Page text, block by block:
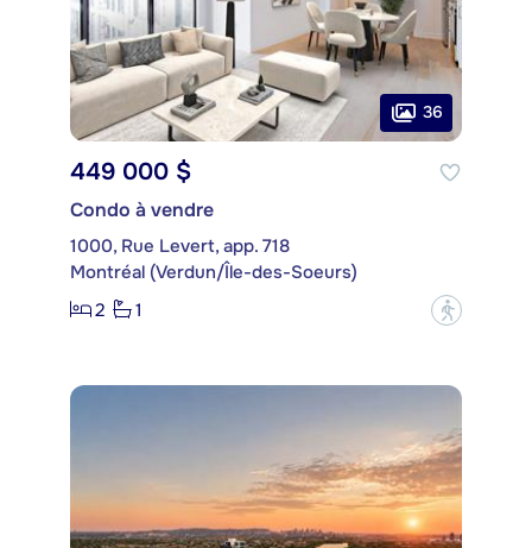
36
449 000 $
Condo à vendre
1000, Rue Levert, app. 718
Montréal (Verdun/Île-des-Soeurs)
2
1 ?